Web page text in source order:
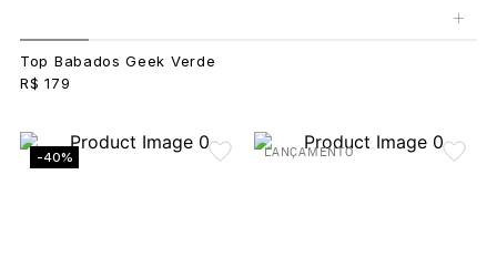
+
Top Babados Geek Verde
R$ 179
-40% LANÇAMENTO